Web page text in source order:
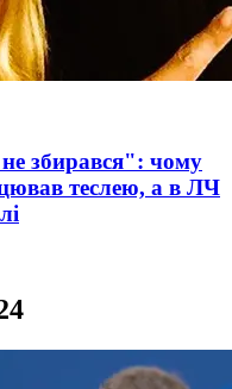
збирався": чому
теслею, а в ЛЧ